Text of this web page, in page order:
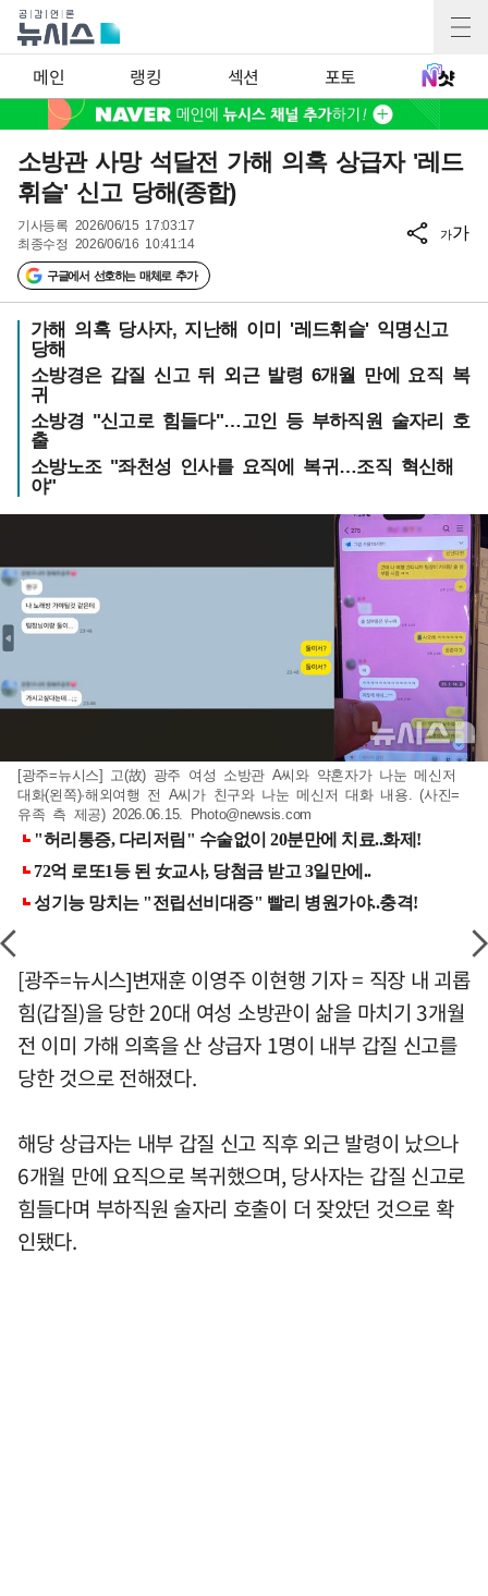
메인 랭킹 섹션 포토
소방관 사망 석달전 가해 의혹 상급자 '레드
휘슬' 신고 당해(종합)
기사등록 2026/06/15 17:03:17
최종수정 2026/06/16 10:41:14
구글에서 선호하는 매체로 추가
가가
가해 의혹 당사자, 지난해 이미 '레드휘슬' 익명신고
당해
소방경은 갑질 신고 뒤 외근 발령 6개월 만에 요직 복
귀
소방경 "신고로 힘들다"…고인 등 부하직원 술자리 호
출
소방노조 "좌천성 인사를 요직에 복귀…조직 혁신해
야"
[광주=뉴시스] 고(故) 광주 여성 소방관 A씨와 약혼자가 나눈 메신저
대화(왼쪽)·해외여행 전 A씨가 친구와 나눈 메신저 대화 내용. (사진=
유족 측 제공) 2026.06.15.
Photo@newsis.com
[광주=뉴시스]변재훈 이영주 이현행 기자 = 직장 내 괴롭
힘(갑질)을 당한 20대 여성 소방관이 삶을 마치기 3개월
전 이미 가해 의혹을 산 상급자 1명이 내부 갑질 신고를
당한 것으로 전해졌다.
해당 상급자는 내부 갑질 신고 직후 외근 발령이 났으나
6개월 만에 요직으로 복귀했으며, 당사자는 갑질 신고로
힘들다며 부하직원 술자리 호출이 더 잦았던 것으로 확
인됐다.